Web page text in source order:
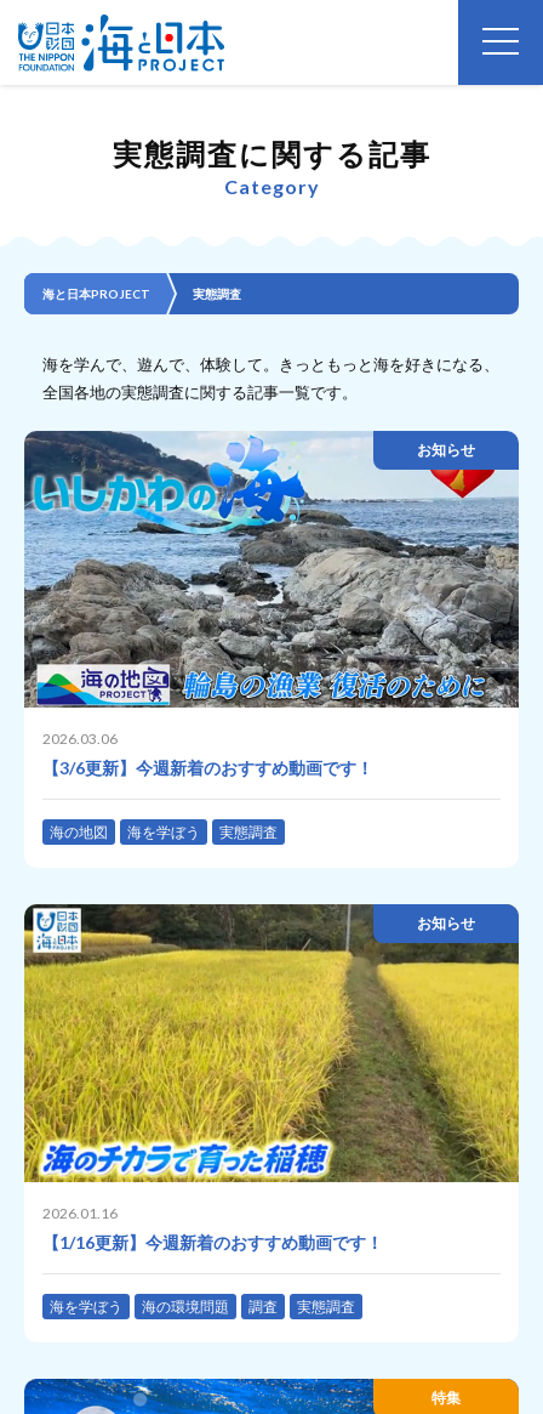
実態調査に関する記事
Category
海と日本PROJECT 実態調査
海を学んで、遊んで、体験して。きっともっと海を好きになる、
全国各地の実態調査に関する記事一覧です。
お知らせ
2026.03.06
【3/6更新】今週新着のおすすめ動画です！
海の地図 海を学ぼう 実態調査
お知らせ
2026.01.16
【1/16更新】今週新着のおすすめ動画です！
海を学ぼう 海の環境問題 調査 実態調査
特集